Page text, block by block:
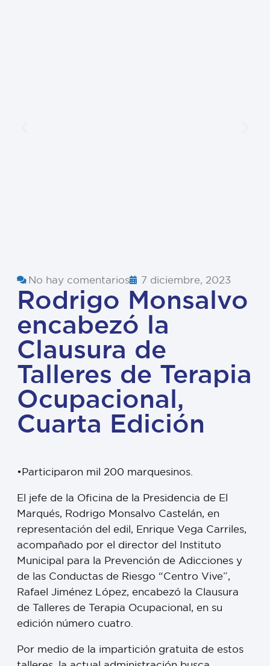
No hay comentarios 7 diciembre, 2023
Rodrigo Monsalvo
encabezó la
Clausura de
Talleres de Terapia
Ocupacional,
Cuarta Edición
•Participaron mil 200 marquesinos.
El jefe de la Oficina de la Presidencia de El
Marqués, Rodrigo Monsalvo Castelán, en
representación del edil, Enrique Vega Carriles,
acompañado por el director del Instituto
Municipal para la Prevención de Adicciones y
de las Conductas de Riesgo “Centro Vive”,
Rafael Jiménez López, encabezó la Clausura
de Talleres de Terapia Ocupacional, en su
edición número cuatro.
Por medio de la impartición gratuita de estos